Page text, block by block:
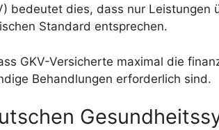
bedeutet dies, dass nur Leistungen
Standard entsprechen.
GKV-Versicherte maximal die
Behandlungen erforderlich sind.